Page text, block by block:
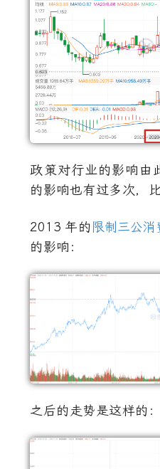
政策对行业的影响由
的影响也有过多次，比
2013 年的限制三公消
的影响：
之后的走势是这样的：